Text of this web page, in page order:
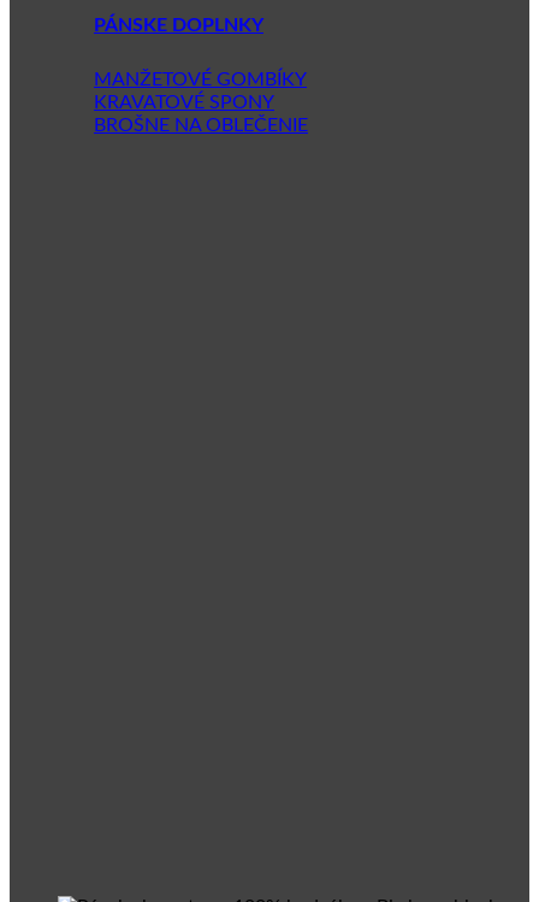
PÁNSKE DOPLNKY
MANŽETOVÉ GOMBÍKY
KRAVATOVÉ SPONY
BROŠNE NA OBLEČENIE